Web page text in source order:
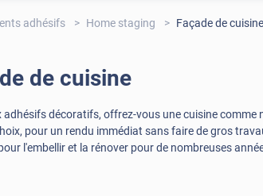
adhésifs Home staging Façade de cuisine
de cuisine
adhésifs décoratifs, offrez-vous une cuisine
pour un rendu immédiat sans faire de gros
l'embellir et la rénover pour de nombreuses